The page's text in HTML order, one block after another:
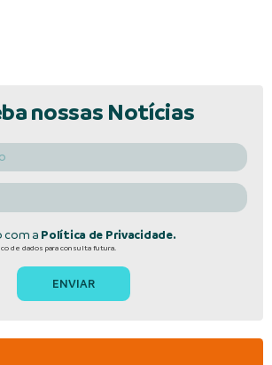
nossas Notícias
com a Política de Privacidade.
de dados para consulta futura.